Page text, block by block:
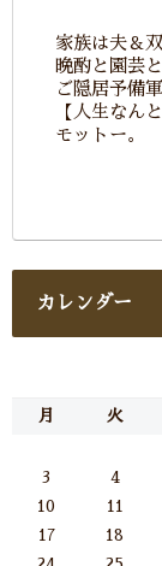
家族は夫＆
晩酌と園芸
ご隠居予備軍
【人生なん
モットー。
カレンダー
月 火
3
4
10
11
17
18